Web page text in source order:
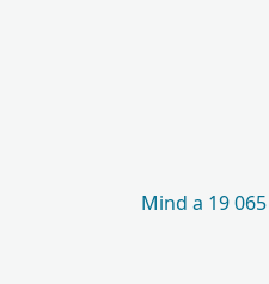
Mind a 19